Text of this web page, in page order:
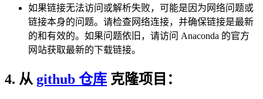
如果链接无法访问或解析失败，可能是因为网络问题或
链接本身的问题。请检查网络连接，并确保链接是最新
的和有效的。如果问题依旧，请访问 Anaconda 的官方
网站获取最新的下载链接。
4. 从 github 仓库 克隆项目：